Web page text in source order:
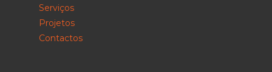
Serviços
Projetos
Contactos